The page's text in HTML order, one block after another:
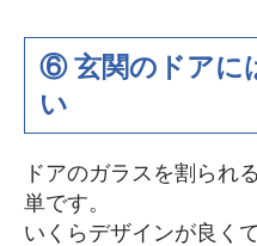
⑥ 玄関のドアに
い
ドアのガラスを割られ
単です。
いくらデザインが良く